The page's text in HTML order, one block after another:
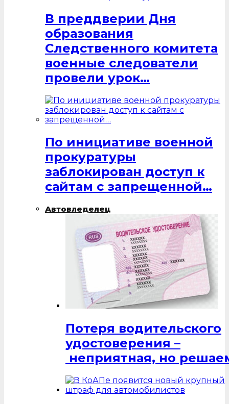
В преддверии Дня
образования
Следственного комитета
военные следователи
провели урок…
По инициативе военной
прокуратуры
заблокирован доступ к
сайтам с запрещенной…
Автовледелец
Потеря водительского
удостоверения –
неприятная, но